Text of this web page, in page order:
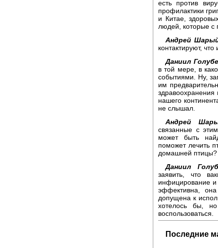
есть против
профилактики
и Китае,
людей, которые с
Андрей
контактируют,
Даниил
в той мере, в
событиями. Ну,
им
здравоохранения
нашего
не слышал.
Андрей
связанные с
может быть
поможет лечить
домашней птицы?
Даниил
заявить, что
инфицирование
эффективна,
допущена к
хотелось бы,
воспользоваться.
Последние